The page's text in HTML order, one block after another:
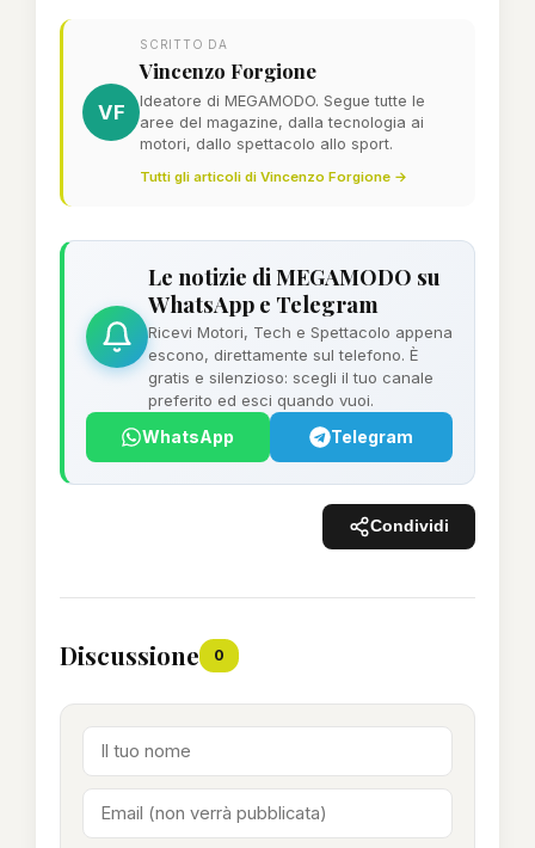
VF
SCRITTO DA
Vincenzo Forgione
Ideatore di MEGAMODO. Segue tutte le
aree del magazine, dalla tecnologia ai
motori, dallo spettacolo allo sport.
Tutti gli articoli di Vincenzo Forgione →
Le notizie di MEGAMODO su
WhatsApp e Telegram
Ricevi Motori, Tech e Spettacolo appena
escono, direttamente sul telefono. È
gratis e silenzioso: scegli il tuo canale
preferito ed esci quando vuoi.
WhatsApp Telegram
Condividi
Discussione 0